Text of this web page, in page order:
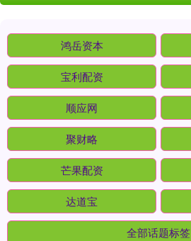
鸿岳资本
宝利配资
顺应网
聚财略
芒果配资
达道宝
全部话题标签